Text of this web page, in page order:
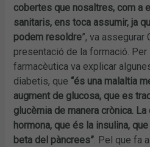
cobertes que nosaltres, com a
sanitaris, ens toca assumir, ja
podem resoldre”, va assegurar
presentació de la formació.
farmacèutica va explicar
diabetis, que “és una malaltia
augment de glucosa, que es
glucèmia de manera crònica.
hormona, que és la insulina,
beta del pàncrees”. Pel que fa